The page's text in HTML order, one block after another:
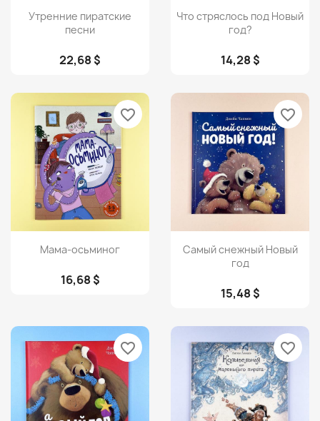
Просмотр
Утренние пиратские
песни
22,68 $
Просмотр
Что стряслось под Новый
год?
14,28 $
Просмотр
Мама-осьминог
16,68 $
favorite_border
Просмотр
Самый снежный Новый
год
15,48 $
favorite_border
favorite_border favorite_border